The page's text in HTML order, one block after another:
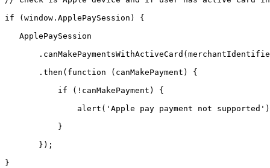
if
( window . ApplePaySession )
{
   ApplePaySession
. canMakePaymentsWithActiveCard (
. then ( function ( canMakePayment )
{
if
( ! canMakePayment )
{
alert ( 'Apple pay payment not supported' )
}
} ) ;
}